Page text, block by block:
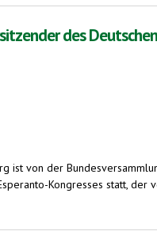
des
ist von der
Kongresses statt, der
Esperanto-Bundes